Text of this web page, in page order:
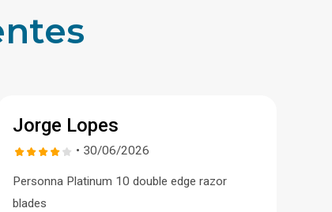
Jorge Lopes
• 30/06/2026
Personna Platinum 10 double edge razor
blades